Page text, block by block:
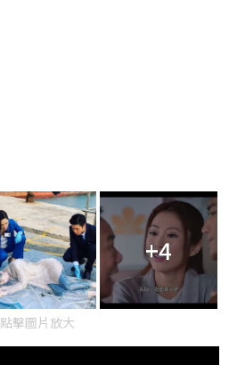
+4
點擊圖片放大